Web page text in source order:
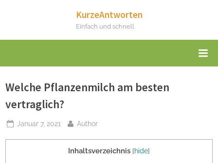
KurzeAntworten
Einfach und schnell
Welche Pflanzenmilch am besten
vertraglich?
Posted
Januar 7, 2021 By
Author
Inhaltsverzeichnis [hide]